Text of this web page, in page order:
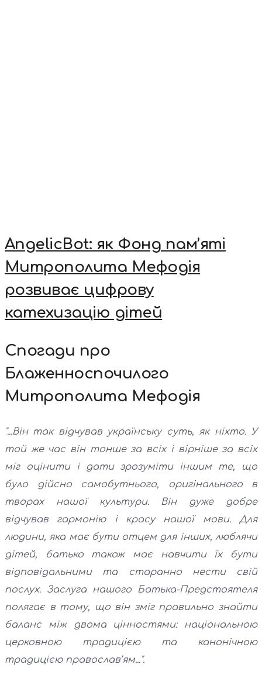
AngelicBot: як Фонд пам’яті
Митрополита Мефодія
розвиває цифрову
катехизацію дітей
Спогади про
Блаженноспочилого
Митрополита Мефодія
"...Він так відчував українську суть, як ніхто. У
той же час він тонше за всіх і вірніше за всіх
міг оцінити і дати зрозуміти іншим те, що
було дійсно самобутнього, оригінального в
творах нашої культури. Він дуже добре
відчував гармонію і красу нашої мови. Для
людини, яка має бути отцем для інших, люблячи
дітей, батько також має навчити їх бути
відповідальними та старанно нести свій
послух. Заслуга нашого Батька-Предстоятеля
полягає в тому, що він зміг правильно знайти
баланс між двома цінностями: національною
церковною традицією та канонічною
традицією православ’ям...".